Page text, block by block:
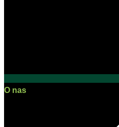
O nas